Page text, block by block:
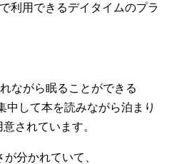
利用できるデイタイムのプラ
ながら眠ることができる
中して本を読みながら泊まり
されています。
分かれていて、